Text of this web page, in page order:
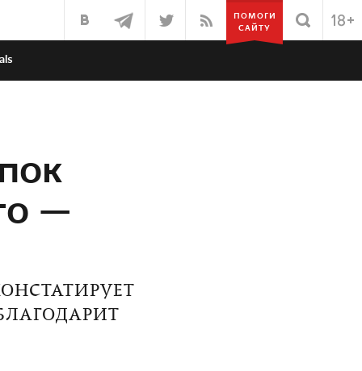
ПОМОГИ
САЙТУ
—